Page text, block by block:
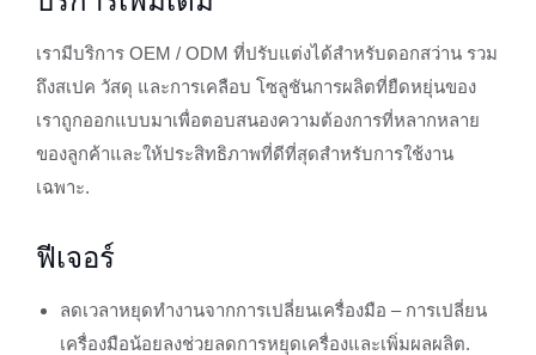
เรามีบริการ OEM / ODM ที่ปรับแต่งได้สำหรับดอกสว่าน รวม
ถึงสเปค วัสดุ และการเคลือบ โซลูชันการผลิตที่ยืดหยุ่นของ
เราถูกออกแบบมาเพื่อตอบสนองความต้องการที่หลากหลาย
ของลูกค้าและให้ประสิทธิภาพที่ดีที่สุดสำหรับการใช้งาน
เฉพาะ.
ฟีเจอร์
ลดเวลาหยุดทำงานจากการเปลี่ยนเครื่องมือ – การเปลี่ยน
เครื่องมือน้อยลงช่วยลดการหยุดเครื่องและเพิ่มผลผลิต.